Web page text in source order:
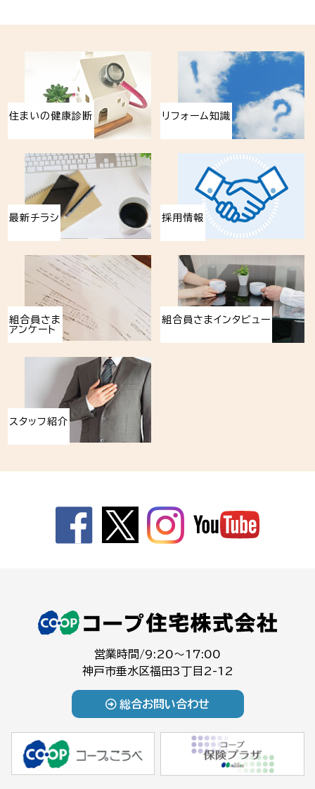
住まいの健康診断 リフォーム知識
最新チラシ 採用情報
組合員さま
アンケート
組合員さまインタビュー
スタッフ紹介
営業時間/9:20～17:00
神戸市垂水区福田3丁目2-12
総合お問い合わせ